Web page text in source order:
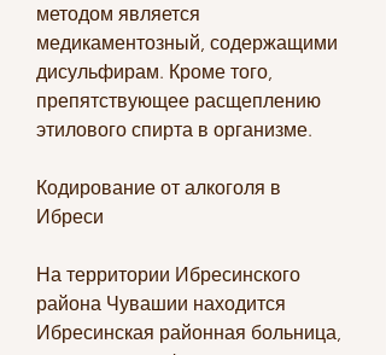
методом является
медикаментозный, содержащими
дисульфирам. Кроме того,
препятствующее расщеплению
этилового спирта в организме.
Кодирование от алкоголя в
Ибреси
На территории Ибресинского
района Чувашии находится
Ибресинская районная больница,